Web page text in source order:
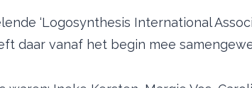
‘Logosynthesis International
daar vanaf het begin mee